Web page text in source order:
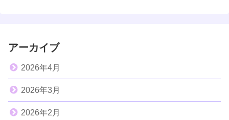
アーカイブ
2026年4月
2026年3月
2026年2月